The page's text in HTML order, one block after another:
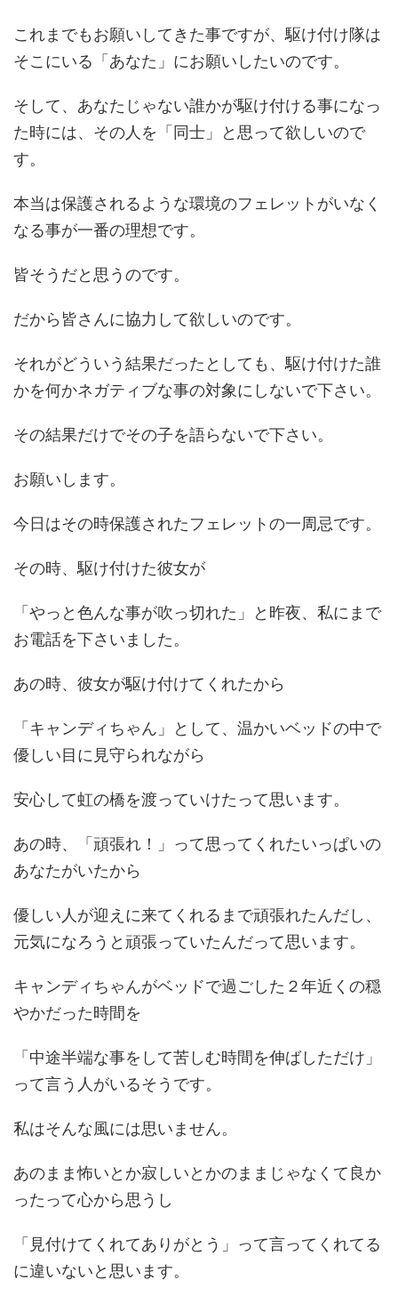
これまでもお願いしてきた事ですが、駆け付け隊は
そこにいる「あなた」にお願いしたいのです。
そして、あなたじゃない誰かが駆け付ける事になっ
た時には、その人を「同士」と思って欲しいので
す。
本当は保護されるような環境のフェレットがいなく
なる事が一番の理想です。
皆そうだと思うのです。
だから皆さんに協力して欲しいのです。
それがどういう結果だったとしても、駆け付けた誰
かを何かネガティブな事の対象にしないで下さい。
その結果だけでその子を語らないで下さい。
お願いします。
今日はその時保護されたフェレットの一周忌です。
その時、駆け付けた彼女が
「やっと色んな事が吹っ切れた」と昨夜、私にまで
お電話を下さいました。
あの時、彼女が駆け付けてくれたから
「キャンディちゃん」として、温かいベッドの中で
優しい目に見守られながら
安心して虹の橋を渡っていけたって思います。
あの時、「頑張れ！」って思ってくれたいっぱいの
あなたがいたから
優しい人が迎えに来てくれるまで頑張れたんだし、
元気になろうと頑張っていたんだって思います。
キャンディちゃんがベッドで過ごした２年近くの穏
やかだった時間を
「中途半端な事をして苦しむ時間を伸ばしただけ」
って言う人がいるそうです。
私はそんな風には思いません。
あのまま怖いとか寂しいとかのままじゃなくて良か
ったって心から思うし
「見付けてくれてありがとう」って言ってくれてる
に違いないと思います。